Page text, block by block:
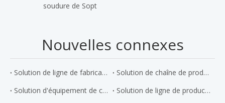
soudure de Sopt
Nouvelles connexes
Solution de ligne de fabrication de bobine de tuyau
Solution de chaîne de production de structure métallique
Solution d'équipement de construction de pipelines
Solution de ligne de production de récipients sous pression